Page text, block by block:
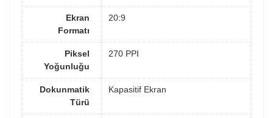
Ekran
Formatı
20:9
Piksel
Yoğunluğu
270 PPI
Dokunmatik
Türü
Kapasitif Ekran